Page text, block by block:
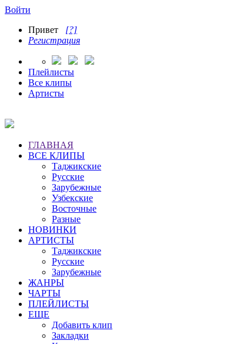
Войти
Привет [?]
Регистрация
Плейлисты
Все клипы
Артисты
ГЛАВНАЯ
ВСЕ КЛИПЫ
Таджикские
Русские
Зарубежные
Узбекские
Восточные
Разные
НОВИНКИ
АРТИСТЫ
Таджикские
Русские
Зарубежные
ЖАНРЫ
ЧАРТЫ
ПЛЕЙЛИСТЫ
ЕЩЕ
Добавить клип
Закладки